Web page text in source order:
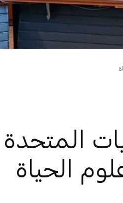
المتحدة
الحياة